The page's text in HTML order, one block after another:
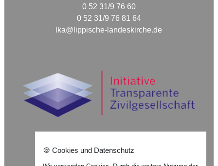
0 52 31/9 76 60
0 52 31/9 76 81 64
lka@lippische-landeskirche.de
🍪 Cookies und Datenschutz